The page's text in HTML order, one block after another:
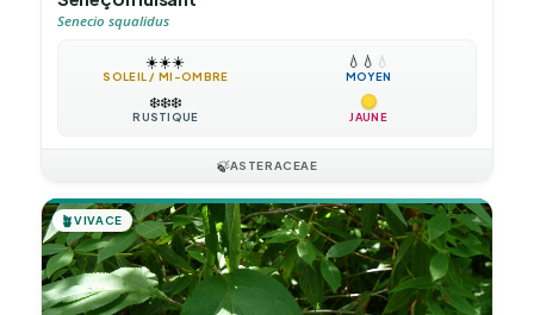
Senecio squalidus
☀️☀️☀️
SOLEIL / MI-OMBRE
💧 💧 💧
MOYEN
❄️❄️❄️
RUSTIQUE JAUNE
🍃ASTERACEAE
🪴VIVACE